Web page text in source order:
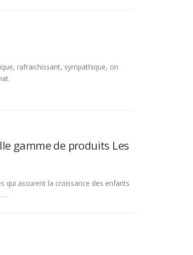
rafraichissant, sympathique, on
gamme de produits Les
qui assurent la croissance des enfants
…